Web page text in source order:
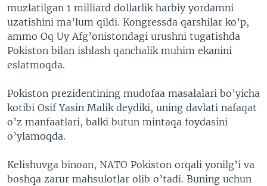
muzlatilgan 1 milliard dollarlik harbiy yordamni
uzatishini ma’lum qildi. Kongressda qarshilar ko’p,
ammo Oq Uy Afg’onistondagi urushni tugatishda
Pokiston bilan ishlash qanchalik muhim ekanini
eslatmoqda.
Pokiston prezidentining mudofaa masalalari bo’yicha
kotibi Osif Yasin Malik deydiki, uning davlati nafaqat
o’z manfaatlari, balki butun mintaqa foydasini
o’ylamoqda.
Kelishuvga binoan, NATO Pokiston orqali yonilg’i va
boshqa zarur mahsulotlar olib o’tadi. Buning uchun